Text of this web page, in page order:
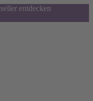
entdecken